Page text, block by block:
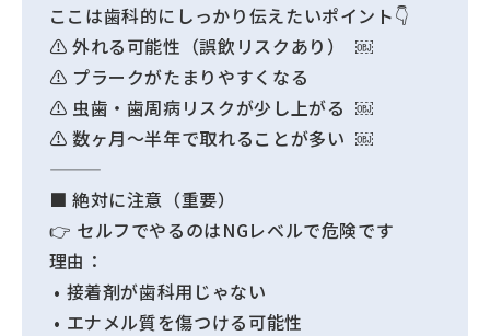
ここは歯科的にしっかり伝えたいポイント👇
⚠ 外れる可能性（誤飲リスクあり） ￼
⚠ プラークがたまりやすくなる
⚠ 虫歯・歯周病リスクが少し上がる ￼
⚠ 数ヶ月〜半年で取れることが多い ￼
■ 絶対に注意（重要）
👉 セルフでやるのはNGレベルで危険です
理由：
• 接着剤が歯科用じゃない
• エナメル質を傷つける可能性